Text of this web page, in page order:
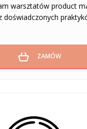
warsztatów product
doświadczonych
ZAMÓW